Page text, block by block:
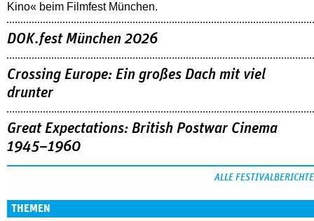
Kino« beim Filmfest München.
DOK.fest München 2026
Crossing Europe: Ein großes Dach mit viel
drunter
Great Expectations: British Postwar Cinema
1945–1960
ALLE FESTIVALBERICHTE
THEMEN